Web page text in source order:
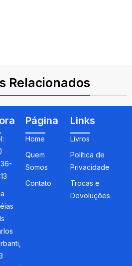
Relacionados
Página
Home
Quem
Somos
Contato
Links
Livros
Política de
Privacidade
Trocas e
Devoluções